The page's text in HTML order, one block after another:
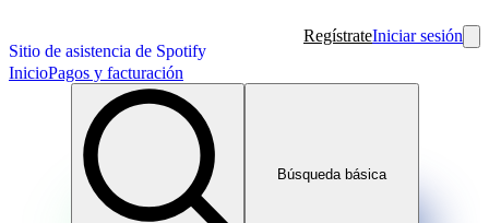
Sitio de asistencia de Spotify
RegístrateIniciar sesión
InicioPagos y facturación
Búsqueda básica